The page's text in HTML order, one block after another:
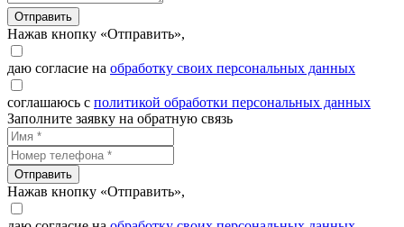
Отправить
Нажав кнопку «Отправить»,
даю согласие на обработку своих персональных данных
соглашаюсь с политикой обработки персональных данных
Заполните заявку на обратную связь
Отправить
Нажав кнопку «Отправить»,